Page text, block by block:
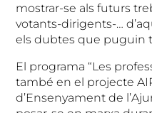
mostrar-se als futurs
votants-dirigents-…
els dubtes que puguin
El programa “Les
també en el projecte
d’Ensenyament de